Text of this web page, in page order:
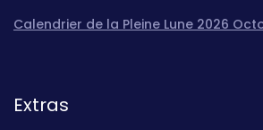
Calendrier de la Pleine Lune 2026
Extras